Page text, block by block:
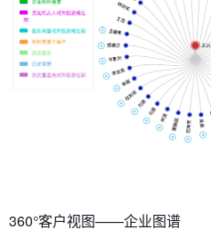
360°客户视图——企业图谱